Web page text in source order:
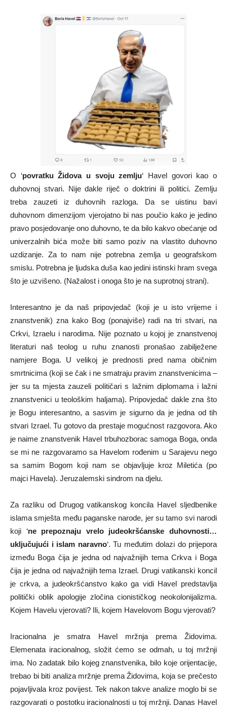
O ‘povratku Židova u svoju zemlju‘ Havel govori kao o
duhovnoj stvari. Nije dakle riječ o doktrini ili politici. Zemlju
treba zauzeti iz duhovnih razloga. Da se uistinu bavi
duhovnom dimenzijom vjerojatno bi nas poučio kako je jedino
pravo posjedovanje ono duhovno, te da bilo kakvo obećanje od
univerzalnih bića može biti samo poziv na vlastito duhovno
uzdizanje. Za to nam nije potrebna zemlja u geografskom
smislu. Potrebna je ljudska duša kao jedini istinski hram svega
što je uzvišeno. (Nažalost i onoga što je na suprotnoj strani).
Interesantno je da naš pripovjedač (koji je u isto vrijeme i
znanstvenik) zna kako Bog (ponajviše) radi na tri stvari, na
Crkvi, Izraelu i narodima. Nije poznato u kojoj je znanstvenoj
literaturi naš teolog u ruhu znanosti pronašao zabilježene
namjere Boga. U velikoj je prednosti pred nama običnim
smrtnicima (koji se čak i ne smatraju pravim znanstvenicima –
jer su ta mjesta zauzeli političari s lažnim diplomama i lažni
znanstvenici u teološkim haljama). Pripovjedač dakle zna što
je Bogu interesantno, a sasvim je sigurno da je jedna od tih
stvari Izrael. Tu gotovo da prestaje mogućnost razgovora. Ako
je naime znanstvenik Havel trbuhozborac samoga Boga, onda
se mi ne razgovaramo sa Havelom rođenim u Sarajevu nego
sa samim Bogom koji nam se objavljuje kroz Miletića (po
majci Havela). Jeruzalemski sindrom na djelu.
Za razliku od Drugog vatikanskog koncila Havel sljedbenike
islama smješta među paganske narode, jer su tamo svi narodi
koji ‘ne prepoznaju vrelo judeokršćanske duhovnosti…
uključujući i islam naravno‘. Tu međutim dolazi do prijepora
između Boga čija je jedna od najvažnijih tema Crkva i Boga
čija je jedna od najvažnijih tema Izrael. Drugi vatikanski koncil
je crkva, a judeokršćanstvo kako ga vidi Havel predstavlja
politički oblik apologije zločina cionističkog neokolonijalizma.
Kojem Havelu vjerovati? Ili, kojem Havelovom Bogu vjerovati?
Iracionalna je smatra Havel mržnja prema Židovima.
Elemenata iracionalnog, složit ćemo se odmah, u toj mržnji
ima. No zadatak bilo kojeg znanstvenika, bilo koje orijentacije,
trebao bi biti analiza mržnje prema Židovima, koja se prečesto
pojavljivala kroz povijest. Tek nakon takve analize moglo bi se
razgovarati o postotku iracionalnosti u toj mržnji. Danas Havel